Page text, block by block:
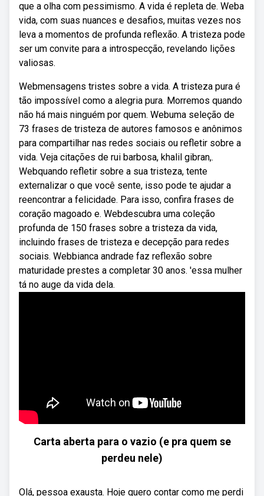
que a olha com pessimismo. A vida é repleta de. Weba
vida, com suas nuances e desafios, muitas vezes nos
leva a momentos de profunda reflexão. A tristeza pode
ser um convite para a introspecção, revelando lições
valiosas.
Webmensagens tristes sobre a vida. A tristeza pura é
tão impossível como a alegria pura. Morremos quando
não há mais ninguém por quem. Webuma seleção de
73 frases de tristeza de autores famosos e anônimos
para compartilhar nas redes sociais ou refletir sobre a
vida. Veja citações de rui barbosa, khalil gibran,.
Webquando refletir sobre a sua tristeza, tente
externalizar o que você sente, isso pode te ajudar a
reencontrar a felicidade. Para isso, confira frases de
coração magoado e. Webdescubra uma coleção
profunda de 150 frases sobre a tristeza da vida,
incluindo frases de tristeza e decepção para redes
sociais. Webbianca andrade faz reflexão sobre
maturidade prestes a completar 30 anos. 'essa mulher
tá no auge da vida dela.
Carta aberta para o vazio (e pra quem se
perdeu nele)
Olá, pessoa exausta. Hoje quero contar como me perdi